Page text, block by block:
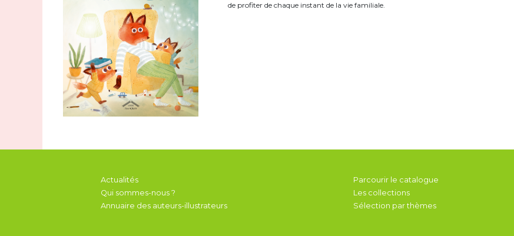
de profiter de chaque instant de la vie familiale.
Actualités
Qui sommes-nous ?
Annuaire des auteurs-illustrateurs
Parcourir le catalogue
Les collections
Sélection par thèmes